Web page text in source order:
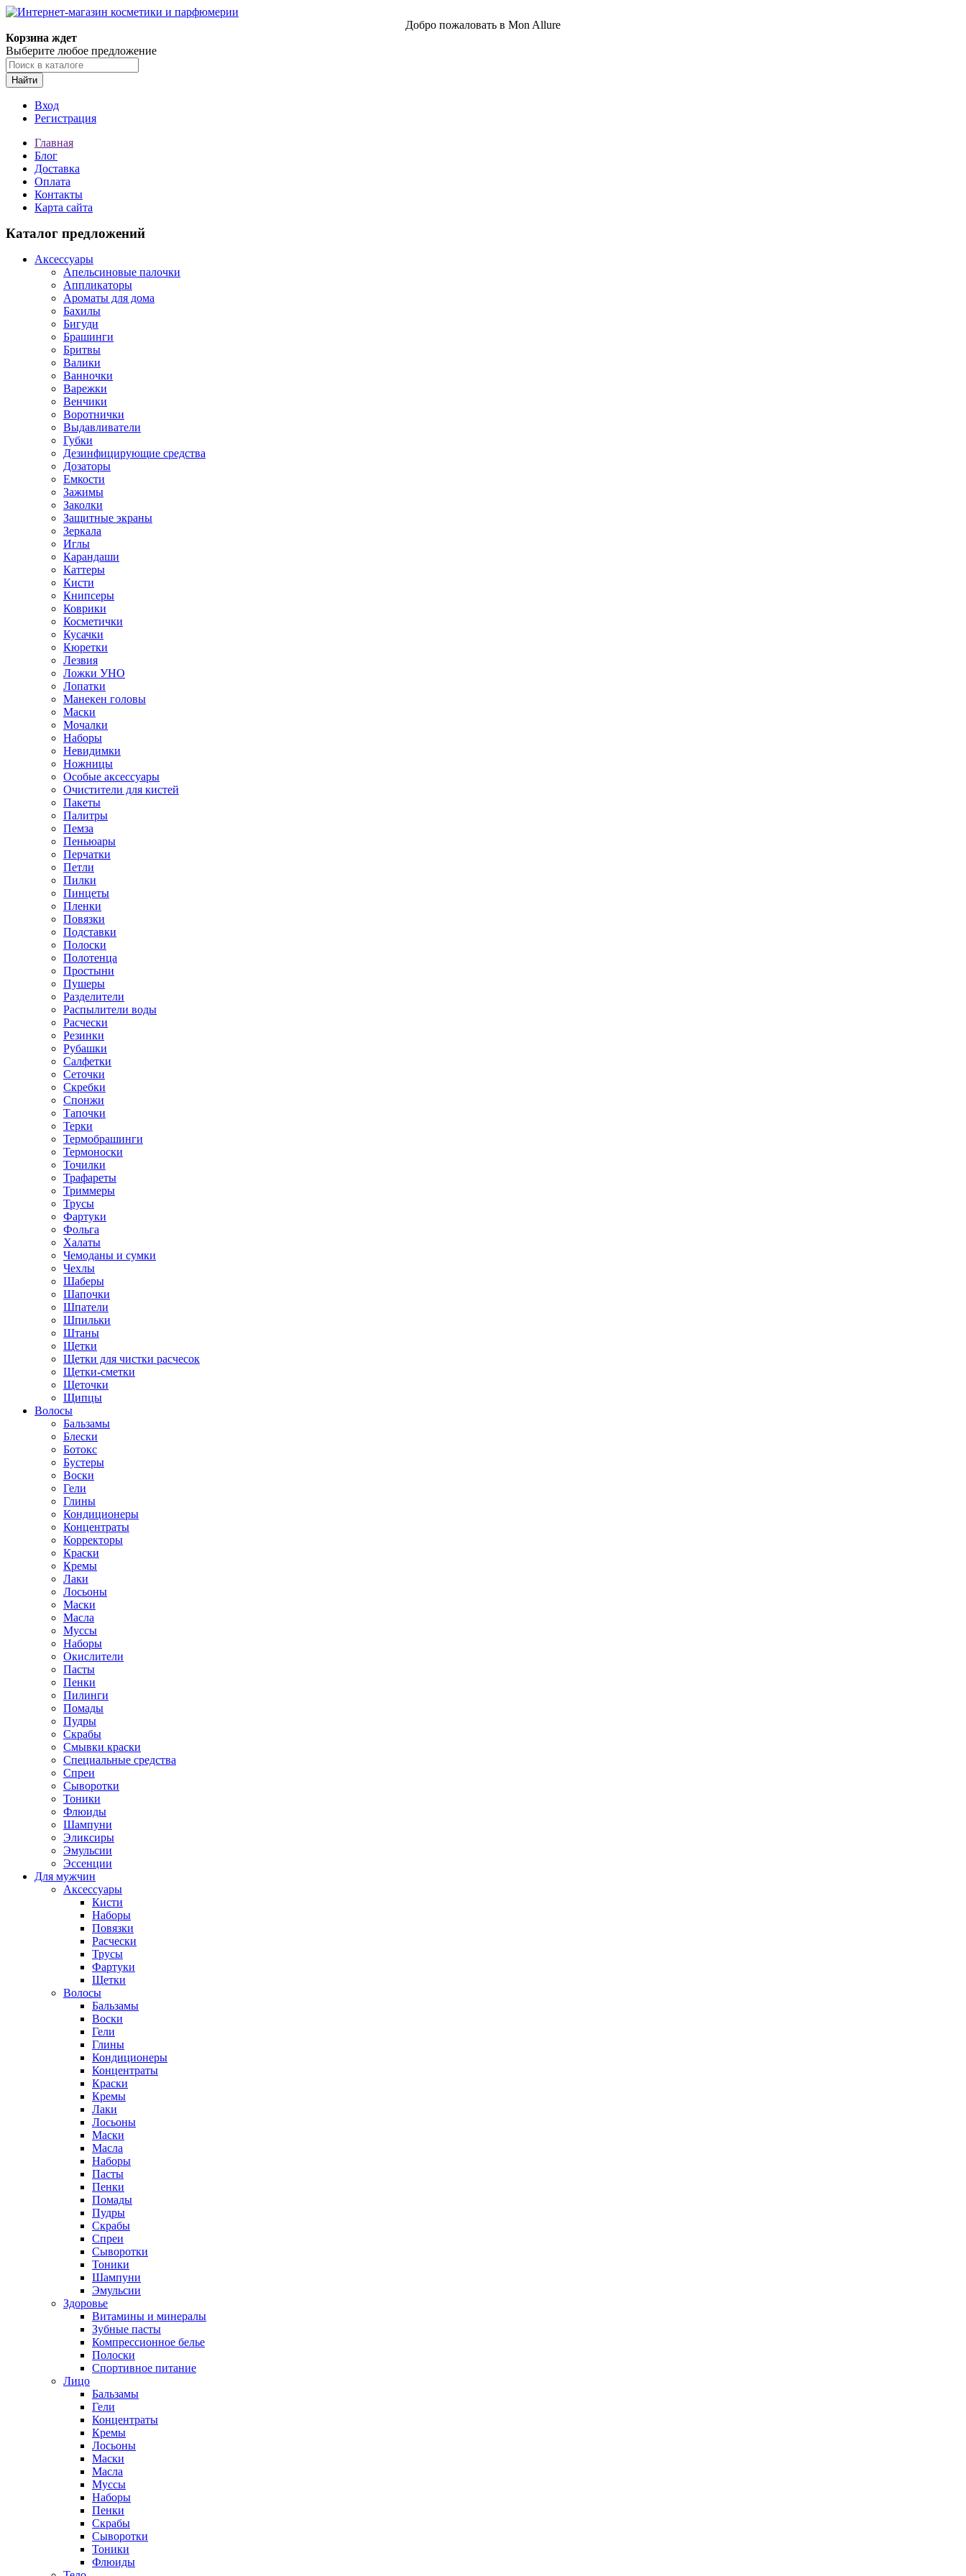
Добро пожаловать в Mon Allure
Корзина ждет
Выберите любое предложение
Найти
Вход
Регистрация
Главная
Блог
Доставка
Оплата
Контакты
Карта сайта
Каталог предложений
Аксессуары
Апельсиновые палочки
Аппликаторы
Ароматы для дома
Бахилы
Бигуди
Брашинги
Бритвы
Валики
Ванночки
Варежки
Венчики
Воротнички
Выдавливатели
Губки
Дезинфицирующие средства
Дозаторы
Емкости
Зажимы
Заколки
Защитные экраны
Зеркала
Иглы
Карандаши
Каттеры
Кисти
Книпсеры
Коврики
Косметички
Кусачки
Кюретки
Лезвия
Ложки УНО
Лопатки
Манекен головы
Маски
Мочалки
Наборы
Невидимки
Ножницы
Особые аксессуары
Очистители для кистей
Пакеты
Палитры
Пемза
Пеньюары
Перчатки
Петли
Пилки
Пинцеты
Пленки
Повязки
Подставки
Полоски
Полотенца
Простыни
Пушеры
Разделители
Распылители воды
Расчески
Резинки
Рубашки
Салфетки
Сеточки
Скребки
Спонжи
Тапочки
Терки
Термобрашинги
Термоноски
Точилки
Трафареты
Триммеры
Трусы
Фартуки
Фольга
Халаты
Чемоданы и сумки
Чехлы
Шаберы
Шапочки
Шпатели
Шпильки
Штаны
Щетки
Щетки для чистки расчесок
Щетки-сметки
Щеточки
Щипцы
Волосы
Бальзамы
Блески
Ботокс
Бустеры
Воски
Гели
Глины
Кондиционеры
Концентраты
Корректоры
Краски
Кремы
Лаки
Лосьоны
Маски
Масла
Муссы
Наборы
Окислители
Пасты
Пенки
Пилинги
Помады
Пудры
Скрабы
Смывки краски
Специальные средства
Спреи
Сыворотки
Тоники
Флюиды
Шампуни
Эликсиры
Эмульсии
Эссенции
Для мужчин
Аксессуары
Кисти
Наборы
Повязки
Расчески
Трусы
Фартуки
Щетки
Волосы
Бальзамы
Воски
Гели
Глины
Кондиционеры
Концентраты
Краски
Кремы
Лаки
Лосьоны
Маски
Масла
Наборы
Пасты
Пенки
Помады
Пудры
Скрабы
Спреи
Сыворотки
Тоники
Шампуни
Эмульсии
Здоровье
Витамины и минералы
Зубные пасты
Компрессионное белье
Полоски
Спортивное питание
Лицо
Бальзамы
Гели
Концентраты
Кремы
Лосьоны
Маски
Масла
Муссы
Наборы
Пенки
Скрабы
Сыворотки
Тоники
Флюиды